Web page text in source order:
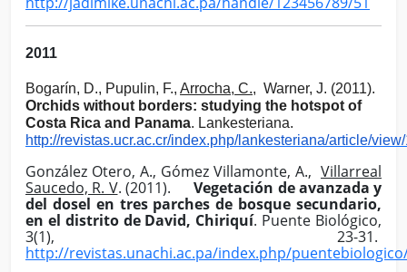
2011
Bogarín, D., Pupulin, F., Arrocha, C., Warner, J. (2011).
Orchids without borders: studying the hotspot of
Costa Rica and Panama. Lankesteriana.
http://revistas.ucr.ac.cr/index.php/lankesteriana/article/
González Otero, A., Gómez Villamonte, A., Villarreal
Saucedo, R. V. (2011).
Vegetación de avanzada y
del dosel en tres parches de bosque secundario,
en el distrito de David, Chiriquí. Puente Biológico,
3(1), 23-31.
http://revistas.unachi.ac.pa/index.php/